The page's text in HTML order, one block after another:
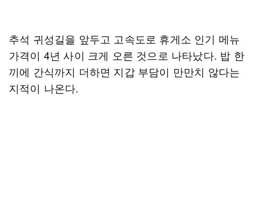
추석 귀성길을 앞두고 고속도로 휴게소 인기 메뉴
가격이 4년 사이 크게 오른 것으로 나타났다. 밥 한
끼에 간식까지 더하면 지갑 부담이 만만치 않다는
지적이 나온다.